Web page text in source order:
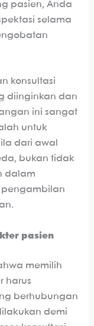
pasien, Anda
selama
konsultasi
diinginkan dan
ini sangat
untuk
dari awal
bukan tidak
dalam
pengambilan
pasien
memilih
harus
berhubungan
demi